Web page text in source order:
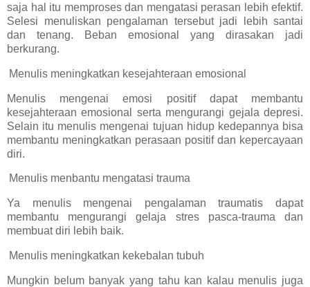
saja hal itu memproses dan mengatasi perasan lebih efektif.
Selesi menuliskan pengalaman tersebut jadi lebih santai
dan tenang. Beban emosional yang dirasakan jadi
berkurang.
Menulis meningkatkan kesejahteraan emosional
Menulis mengenai emosi positif dapat membantu
kesejahteraan emosional serta mengurangi gejala depresi.
Selain itu menulis mengenai tujuan hidup kedepannya bisa
membantu meningkatkan perasaan positif dan kepercayaan
diri.
Menulis menbantu mengatasi trauma
Ya menulis mengenai pengalaman traumatis dapat
membantu mengurangi gelaja stres pasca-trauma dan
membuat diri lebih baik.
Menulis meningkatkan kekebalan tubuh
Mungkin belum banyak yang tahu kan kalau menulis juga